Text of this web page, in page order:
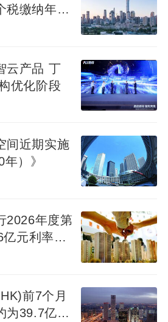
激进，这对资金能力便提
会员费的接受程度普遍较
costco，会员费作为其主
年基础会员费13亿元，
92%之间；Costco在
率仅为60%，远低于全球
税缴纳年限
云产品 丁
优化阶段
间近期实施
）》
2026年度第
元利率
前7个月
为39.7亿元